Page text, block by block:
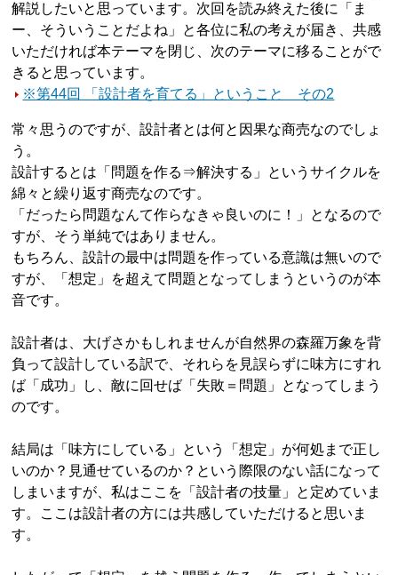
解説したいと思っています。次回を読み終えた後に「ま
ー、そういうことだよね」と各位に私の考えが届き、共感
いただければ本テーマを閉じ、次のテーマに移ることがで
きると思っています。
※第44回 「設計者を育てる」ということ その2
常々思うのですが、設計者とは何と因果な商売なのでしょ
う。
設計するとは「問題を作る⇒解決する」というサイクルを
綿々と繰り返す商売なのです。
「だったら問題なんて作らなきゃ良いのに！」となるので
すが、そう単純ではありません。
もちろん、設計の最中は問題を作っている意識は無いので
すが、「想定」を超えて問題となってしまうというのが本
音です。
設計者は、大げさかもしれませんが自然界の森羅万象を背
負って設計している訳で、それらを見誤らずに味方にすれ
ば「成功」し、敵に回せば「失敗＝問題」となってしまう
のです。
結局は「味方にしている」という「想定」が何処まで正し
いのか？見通せているのか？という際限のない話になって
しまいますが、私はここを「設計者の技量」と定めていま
す。ここは設計者の方には共感していただけると思いま
す。